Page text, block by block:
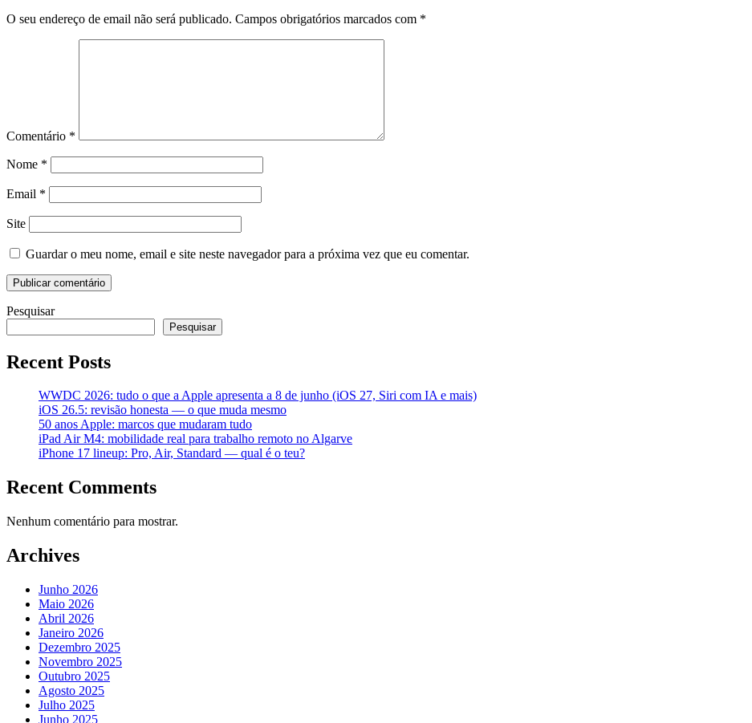
O seu endereço de email não será publicado. Campos obrigatórios marcados com *
Comentário *
Nome *
Email *
Site
Guardar o meu nome, email e site neste navegador para a próxima vez que eu comentar.
Pesquisar
Pesquisar
Recent Posts
WWDC 2026: tudo o que a Apple apresenta a 8 de junho (iOS 27, Siri com IA e mais)
iOS 26.5: revisão honesta — o que muda mesmo
50 anos Apple: marcos que mudaram tudo
iPad Air M4: mobilidade real para trabalho remoto no Algarve
iPhone 17 lineup: Pro, Air, Standard — qual é o teu?
Recent Comments
Nenhum comentário para mostrar.
Archives
Junho 2026
Maio 2026
Abril 2026
Janeiro 2026
Dezembro 2025
Novembro 2025
Outubro 2025
Agosto 2025
Julho 2025
Junho 2025